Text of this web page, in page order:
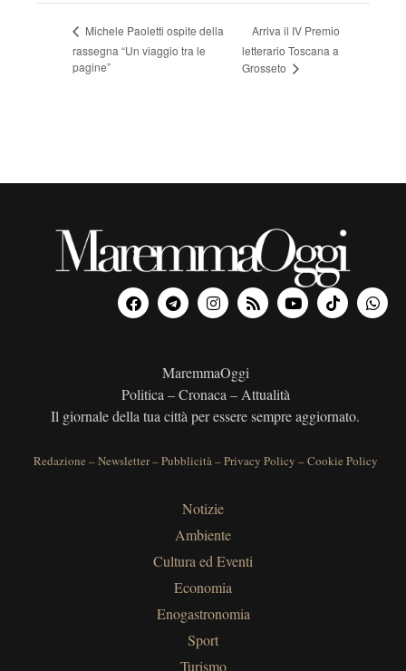
Michele Paoletti ospite della
rassegna “Un viaggio tra le
pagine”
Arriva il IV Premio
letterario Toscana a
Grosseto
MaremmaOggi
Politica – Cronaca – Attualità
Il giornale della tua città per essere sempre aggiornato.
Redazione –Newsletter–Pubblicità–Privacy Policy –Cookie Policy
Notizie
Ambiente
Cultura ed Eventi
Economia
Enogastronomia
Sport
Turismo